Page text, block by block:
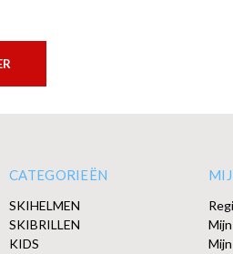
CATEGORIEËN
SKIHELMEN
SKIBRILLEN
KIDS